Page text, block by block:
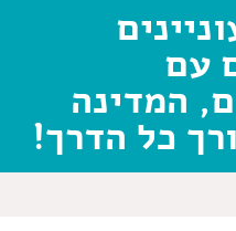
עם
המדינה
כל הדרך!